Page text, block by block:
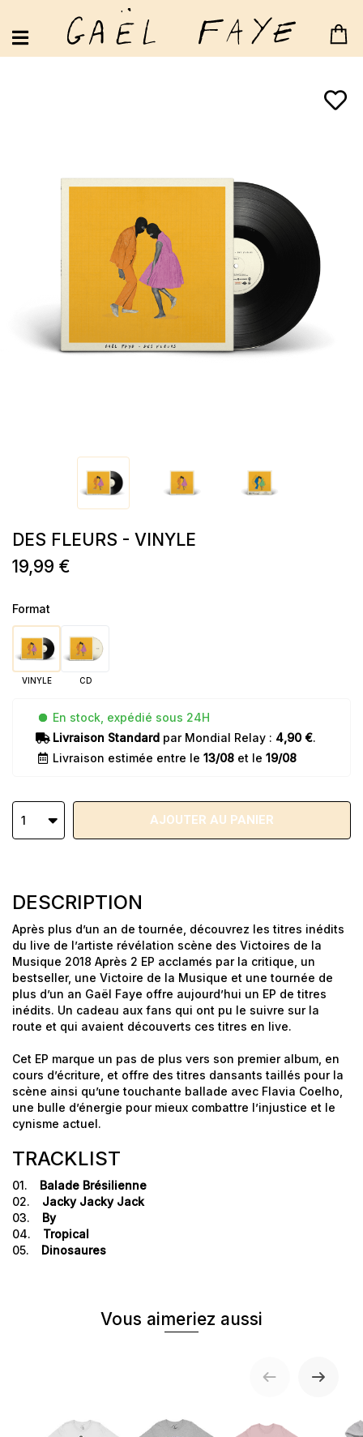
MAUVE JACARANDA
DES FLEURS - VINYLE
19,99 €
Format
VINYLE CD
En stock, expédié sous 24H
Livraison Standard par Mondial Relay : 4,90 €.
Livraison estimée entre le 13/08 et le 19/08
1 AJOUTER AU PANIER
DESCRIPTION
Après plus d’un an de tournée, découvrez les titres inédits
du live de l’artiste révélation scène des Victoires de la
Musique 2018 Après 2 EP acclamés par la critique, un
bestseller, une Victoire de la Musique et une tournée de
plus d’un an Gaël Faye offre aujourd’hui un EP de titres
inédits. Un cadeau aux fans qui ont pu le suivre sur la
route et qui avaient découverts ces titres en live.
Cet EP marque un pas de plus vers son premier album, en
cours d’écriture, et offre des titres dansants taillés pour la
scène ainsi qu’une touchante ballade avec Flavia Coelho,
une bulle d’énergie pour mieux combattre l’injustice et le
cynisme actuel.
TRACKLIST
01.
Balade Brésilienne
02.
Jacky Jacky Jack
03.
By
04.
Tropical
05.
Dinosaures
Vous aimeriez aussi